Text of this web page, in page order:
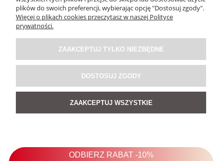
Sukienka Zeb Ra Czarno-Biała
plików do swoich preferencji, wybierając opcję "Dostosuj zgody".
Więcej o plikach cookies przeczytasz w naszej Polityce
prywatności.
ZAAKCEPTUJ TYLKO NIEZBĘDNE
DOSTOSUJ ZGODY
ZAAKCEPTUJ WSZYSTKIE